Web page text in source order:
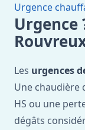
Urgence
Urgence
Les urgences
Une chaudière
HS ou une
dégâts